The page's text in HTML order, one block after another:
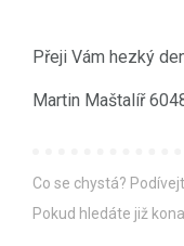
Přeji Vám hezký
Martin Maštalíř
Co se chystá?
Pokud hledáte již